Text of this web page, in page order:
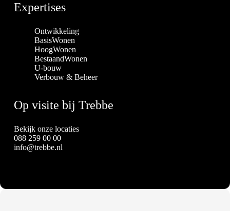
Expertises
Ontwikkeling
BasisWonen
HoogWonen
BestaandWonen
U-bouw
Verbouw & Beheer
Op visite bij Trebbe
Bekijk onze locaties
088 259 00 00
info@trebbe.nl